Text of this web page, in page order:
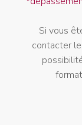
Si vous
contacter